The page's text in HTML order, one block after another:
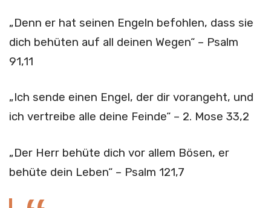
„Denn er hat seinen Engeln befohlen, dass sie
dich behüten auf all deinen Wegen“ – Psalm
91,11
„Ich sende einen Engel, der dir vorangeht, und
ich vertreibe alle deine Feinde“ – 2. Mose 33,2
„Der Herr behüte dich vor allem Bösen, er
behüte dein Leben“ – Psalm 121,7